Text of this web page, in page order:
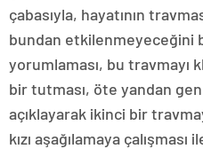
çabasıyla, hayatının
bundan
yorumlaması, bu travmayı
bir tutması, öte yandan
açıklayarak ikinci bir
kızı aşağılamaya